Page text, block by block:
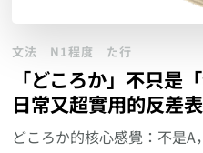
文法 N1程度 た行
「どころか」不只是
日常又超實用的反差
どころか的核心感覺：不是